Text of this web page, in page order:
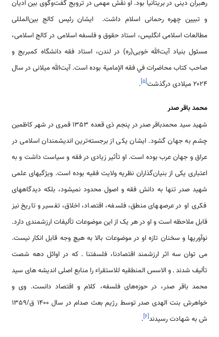
رهبران دینی در بریتانیا بود. او نقش مهمی در ترویج گفت‌وگوی بین ادیان
و تبیین چهره رحمانی اسلام داشت. ایشان رئیس کالج بین‌المللی
مطالعات اسلامی انگلیس، استاد حقوق و فلسفه اسلامی در کالج اسلامی،
مسئول بنیاد آیت‌الله خویی(ره) در لندن، استاد فقه دانشگاه کمبریج و
صاحب کتاب محاضرات في فقه الإمامية بوده است. آیت‌الله میلانی در سال
۲۰۲۴ میلادی درگذشت
[۵]
.
محمد باقر صدر
شهید سید محمدباقر صدر در پنجم ذی قعده 1353 قمری در شهر کاظمین
چشم به جهان گشود. ایشان یکی از برجسته‌ترین اندیشمندان اسلامی در
عراق و جهان عرب بوده است. او تأثیر زیادی در فقه و سیاست داشت و به
اعتباری یکی از بنیان‌گذاران نظریه ولایت فقیه بوده است. ویژگی‏های علمی
شهید صدر تنها به دانش فقه و اصول محدود نمی‏شود، بلکه دیدگاه‏های
فکری او در عرصه‏های منطق، فلسفه، اقتصاد، اخلاق، تفسیر و تاریخ نیز
قابل ملاحظه است و او در هر یک از این موضوعات تألیفات ارزشمندی دارد.
نوآوری‏ها و سخنان تازه او در موضوعات بالا به هیچ وجه قابل انکار نیست.
می توان سه اثر ارزشمند اقتصادنا، فلسفتنا ـ که در اوائل دهه شصت
تألیف شدند ـ و الاسس المنطقیه للاستقراء را منابع اصلی اندیشه های سید
محمد باقر صدر، در حوزه‌های فلسفه، کلام و اقتصاد دانست. وی و
خواهرش بنت الهدی صدر توسط رژیم بعث صدام در سال 1400 ق/1359
ش به شهادت رسیدند[۶]
.